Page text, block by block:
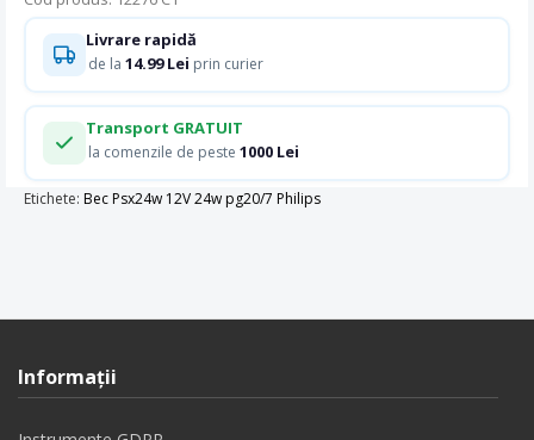
Livrare rapidă
de la 14.99 Lei prin curier
Transport GRATUIT
la comenzile de peste 1000 Lei
Etichete: Bec Psx24w 12V 24w pg20/7 Philips
Informaţii